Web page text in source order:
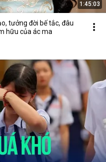
1:45:03
tưởng đời bế tắc, đâu
hữu của ác ma